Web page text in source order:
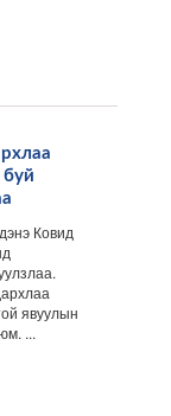
буй
Ковид
явуулын
...